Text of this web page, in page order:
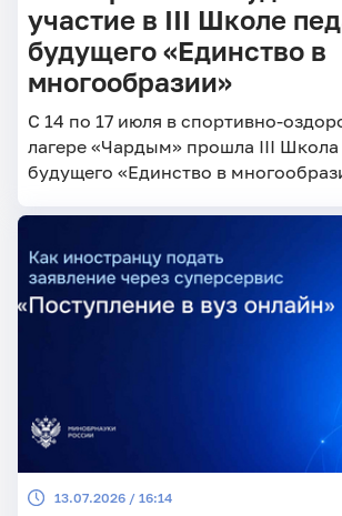
участие в III Школе
будущего «Единство в
многообразии»
С 14 по 17 июля в спортивно-
лагере «Чардым» прошла III Школа
будущего «Единство в
Году единства народов России.
13.07.2026 / 16:14